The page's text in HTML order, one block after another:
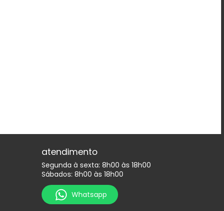
atendimento
Segunda à sexta: 8h00 às 18h00
Sábados: 8h00 às 18h00
Whatsapp